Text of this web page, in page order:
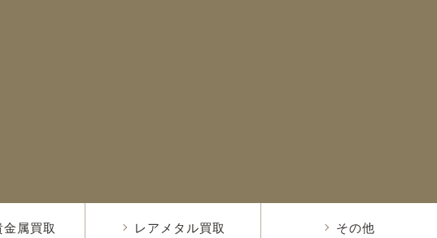
属買取 レアメタル買取 その他